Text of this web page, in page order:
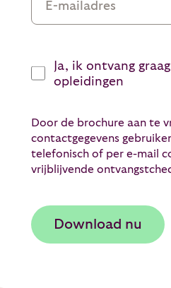
Instemming
Ja, ik ontvang
opleidingen
Door de brochure aan te
contactgegevens
telefonisch of per e-mail
vrijblijvende